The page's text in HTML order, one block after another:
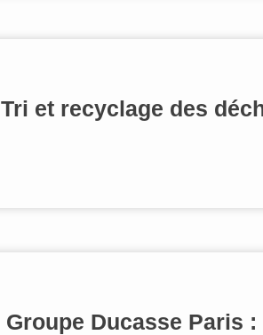
Tri et recyclage des
Groupe Ducasse Paris